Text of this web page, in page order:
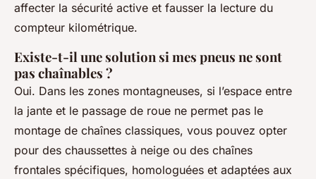
affecter la sécurité active et fausser la lecture du
compteur kilométrique.
Existe-t-il une solution si mes pneus ne sont
pas chaînables ?
Oui. Dans les zones montagneuses, si l’espace entre
la jante et le passage de roue ne permet pas le
montage de chaînes classiques, vous pouvez opter
pour des chaussettes à neige ou des chaînes
frontales spécifiques, homologuées et adaptées aux